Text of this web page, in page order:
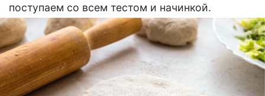
поступаем со всем тестом и начинкой.